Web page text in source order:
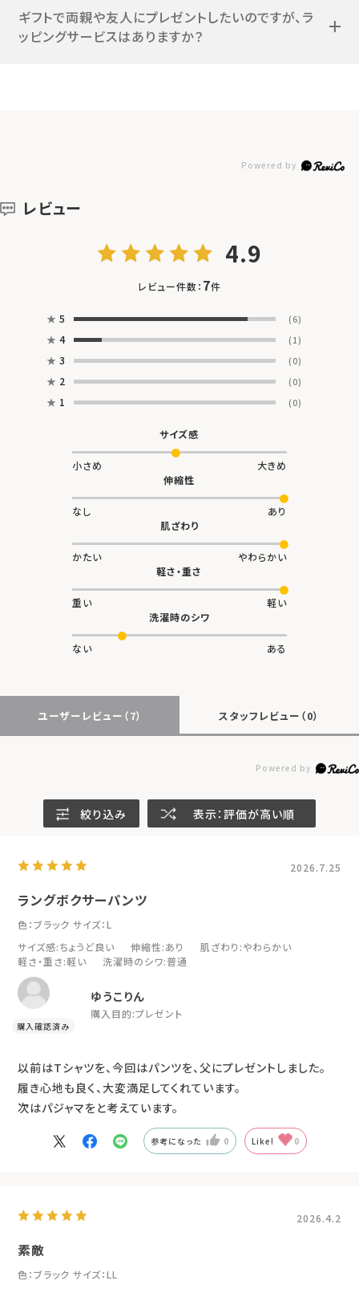
ギフトで両親や友人にプレゼントしたいのですが、ラ
ッピングサービスはありますか？
レビュー
4.9
レビュー件数： 7件
★ 5 (6)
★ 4 (1)
★ 3 (0)
★ 2 (0)
★ 1 (0)
サイズ感
小さめ
大きめ
伸縮性
なし
あり
肌ざわり
かたい
やわらかい
軽さ・重さ
重い
軽い
洗濯時のシワ
ない ある
ユーザーレビュー （7） スタッフレビュー （0）
絞り込み 表示：評価が高い順
2026.7.25
ラングボクサーパンツ
色：ブラック サイズ：L
サイズ感:ちょうど良い 伸縮性:あり 肌ざわり :やわらかい
軽さ・重さ:軽い 洗濯時のシワ:普通
ゆうこりん
購入目的:プレゼント
以前はTシャツを、今回はパンツを、父にプレゼントしました。
履き心地も良く、大変満足してくれています。
次はパジャマをと考えています。
参考になった 0 Like! 0
2026.4.2
素敵
色：ブラック サイズ：LL